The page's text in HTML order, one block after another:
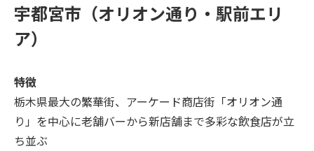
宇都宮市（オリオン通り・駅前エリ
ア）
特徴
栃木県最大の繁華街、アーケード商店街「オリオン通
り」を中心に老舗バーから新店舗まで多彩な飲食店が立
ち並ぶ